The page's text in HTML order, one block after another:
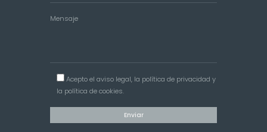
Mensaje
Acepto elaviso legal, la política de privacidad y
la política de cookies.